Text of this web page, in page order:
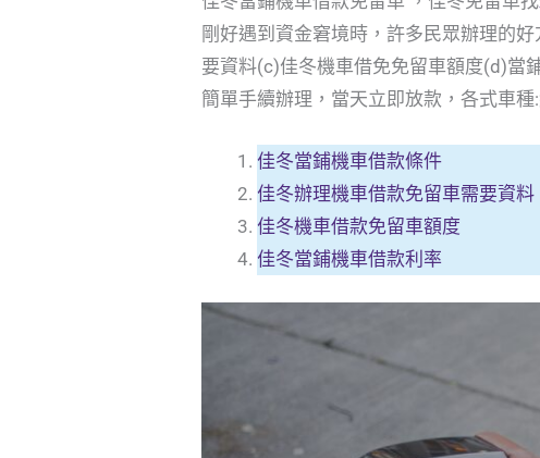
剛好遇到資金窘境時，許多民眾辦理的
要資料(c)佳冬機車借免免留車額度(d)當
簡單手續辦理，當天立即放款，各式車
佳冬當鋪機車借款條件
佳冬辦理機車借款免留車需要資料
佳冬機車借款免留車額度
佳冬當鋪機車借款利率